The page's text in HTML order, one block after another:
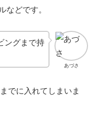
どです。
あづさ
ングまで持
でに入れてしまいま